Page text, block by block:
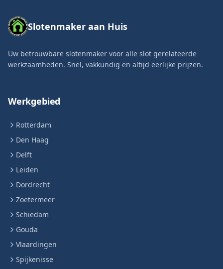
Slotenmaker aan Huis
Uw betrouwbare slotenmaker voor alle slot gerelateerde
werkzaamheden. Snel, vakkundig en altijd eerlijke prijzen.
Werkgebied
Rotterdam
Den Haag
Delft
Leiden
Dordrecht
Zoetermeer
Schiedam
Gouda
Vlaardingen
Spijkenisse